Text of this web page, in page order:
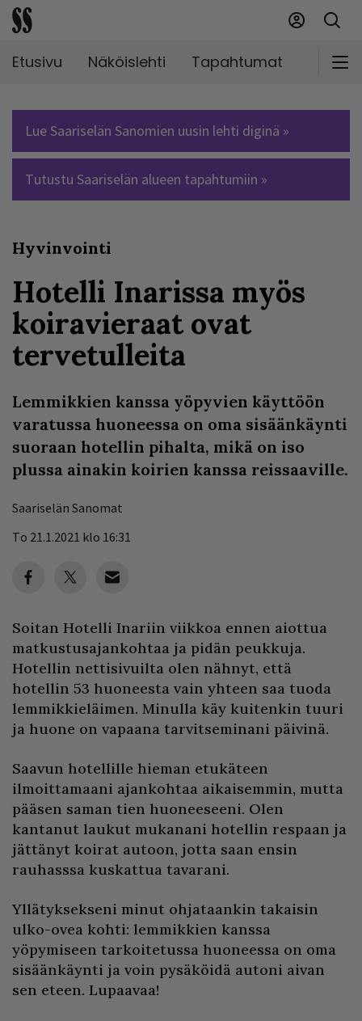
Etusivu Näköislehti Tapahtumat
Lue Saariselän Sanomien uusin lehti diginä »
Tutustu Saariselän alueen tapahtumiin »
Hyvinvointi
Hotelli Inarissa myös
koiravieraat ovat
tervetulleita
Lemmikkien kanssa yöpyvien käyttöön
varatussa huoneessa on oma sisäänkäynti
suoraan hotellin pihalta, mikä on iso
plussa ainakin koirien kanssa reissaaville.
Saariselän Sanomat
To 21.1.2021 klo 16:31
Soitan Hotelli Inariin viikkoa ennen aiottua
matkustusajankohtaa ja pidän peukkuja.
Hotellin nettisivuilta olen nähnyt, että
hotellin 53 huoneesta vain yhteen saa tuoda
lemmikkieläimen. Minulla käy kuitenkin tuuri
ja huone on vapaana tarvitseminani päivinä.
Saavun hotellille hieman etukäteen
ilmoittamaani ajankohtaa aikaisemmin, mutta
pääsen saman tien huoneeseeni. Olen
kantanut laukut mukanani hotellin respaan ja
jättänyt koirat autoon, jotta saan ensin
rauhasssa kuskattua tavarani.
Yllätyksekseni minut ohjataankin takaisin
ulko-ovea kohti: lemmikkien kanssa
yöpymiseen tarkoitetussa huoneessa on oma
sisäänkäynti ja voin pysäköidä autoni aivan
sen eteen. Lupaavaa!